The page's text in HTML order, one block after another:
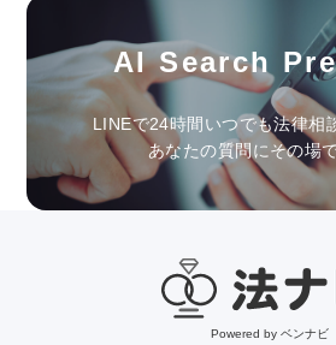
AI Search
LINEで24時間いつでも法律相
あなたの質問にその場で
Powered by ベンナビ